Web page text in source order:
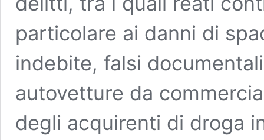
particolare ai danni di
indebite, falsi
autovetture da
degli acquirenti di droga